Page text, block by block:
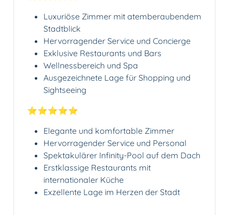
Luxuriöse Zimmer mit atemberaubendem
Stadtblick
Hervorragender Service und Concierge
Exklusive Restaurants und Bars
Wellnessbereich und Spa
Ausgezeichnete Lage für Shopping und
Sightseeing
⭐️⭐️⭐️⭐️⭐️
Elegante und komfortable Zimmer
Hervorragender Service und Personal
Spektakulärer Infinity-Pool auf dem Dach
Erstklassige Restaurants mit
internationaler Küche
Exzellente Lage im Herzen der Stadt